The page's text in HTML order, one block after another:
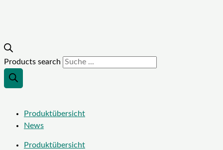
Products search
Produktübersicht
News
Produktübersicht